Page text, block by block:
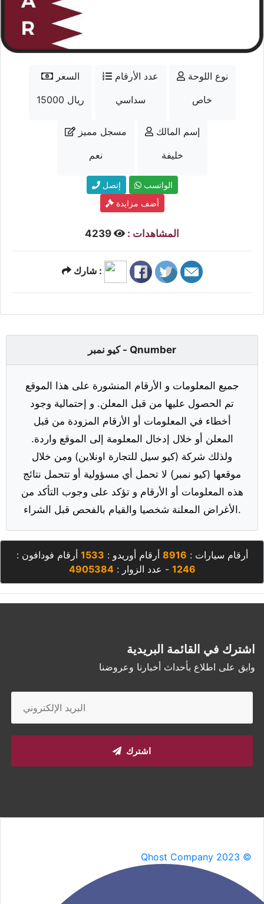
السعر
15000 ريال
عدد الأرقام
سداسي
نوع اللوحة
خاص
مسجل مميز
نعم
إسم المالك
خليفة
إتصل
الواتسب
أضف مزايدة
المشاهدات :
شارك :
كيو نمبر - Qnumber
جميع المعلومات و الأرقام المنشورة على هذا الموقع
تم الحصول عليها من قبل المعلن. و إحتمالية وجود
أخطاء في المعلومات أو الأرقام المزودة من قبل
المعلن أو خلال إدخال المعلومة إلى الموقع واردة.
ولذلك شركة (كيو سيل للتجارة اونلاين) ومن خلال
موقعها (كيو نمبر) لا تحمل أي مسؤولية أو تتحمل نتائج
هذه المعلومات أو الأرقام و تؤكد على وجوب التأكد من
الأغراض المعلنة شخصيا والقيام بالفحص قبل الشراء.
أرقام سيارات : 8916 أرقام أوريدو : 1533 أرقام فودافون :
1246 - عدد الزوار :4905384
اشترك في القائمة البريدية
وابق على اطلاع بأحداث أخبارنا وعروضنا
اشترك
Qhost Company 2023 ©